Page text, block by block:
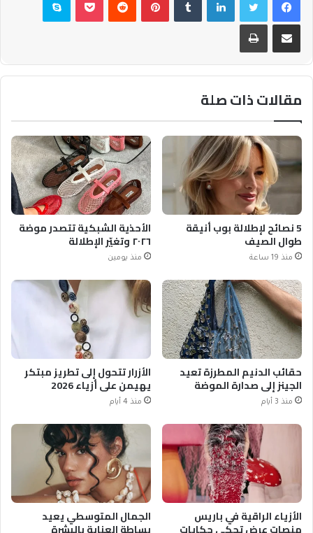
مشاركة عبر البريد طباعة
مقالات ذات صلة
5 نصائح لإطلالة بوب أنيقة
طوال الصيف
منذ 19 ساعة
الأحذية الشبكية تتصدر موضة
٢٠٢٦ وتغيّر الإطلالة
منذ يومين
حقائب الدنيم المطرزة تعيد
الجينز إلى صدارة الموضة
منذ 3 أيام
الأزرار تتحول إلى تطريز مبتكر
يهيمن على أزياء 2026
منذ 4 أيام
الأزياء الراقية في باريس
منصات عرض تحكي حكايات
الجمال المتوسطي يعيد
بساطة العناية بالبشرة